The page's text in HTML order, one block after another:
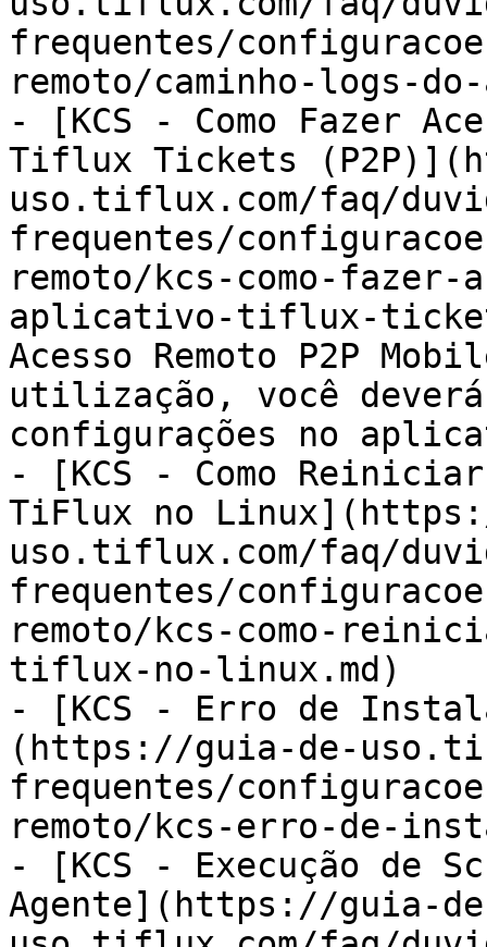
frequentes/
remoto/caminho-logs-
- [KCS - Como Fazer
Tiflux Tickets
uso.tiflux.com/faq/
frequentes/
remoto/kcs-como-fazer-
aplicativo-tiflux-
Acesso Remoto P2P
utilização, você
configurações no
- [KCS - Como
TiFlux no
uso.tiflux.com/faq/
frequentes/
remoto/kcs-como-
tiflux-no-linux.md)
- [KCS - Erro de
(https://guia-de-
frequentes/
remoto/kcs-erro-de-
- [KCS - Execução de
Agente](https://guia-